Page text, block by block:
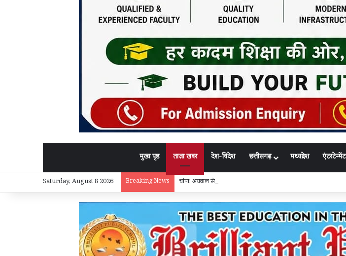
मुख्य पृष्ठ ताज़ा खबर देश-विदेश छत्तीसगढ़ मध्यप्रदेश एंटरटेन्मेंट
Saturday, August 8 2026 Breaking News चांपा: अग्रवाल सेवा संघ के नए अध्यक्ष बने विष्णु मोदी, सर्वसम्मति से हुआ चयन